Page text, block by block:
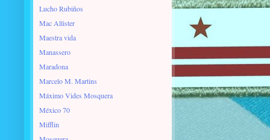
Lucho Rubiños
Mac Allister
Maestra vida
Manassero
Maradona
Marcelo M. Martins
Máximo Vides Mosquera
México 70
Mifflin